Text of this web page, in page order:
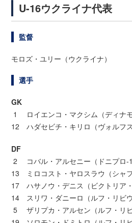
U-16ウクライナ代表
監督
モロズ・ユリー（ウクライナ）
選手
GK
1 ロイエンコ・マクシム（ディナモ
12 ハダセビチ・キリロ（ヴォルフス
DF
2 コバル・アルセニー（ドニプロ-1
13 ミロコスト・ヤロスラウ（シャフ
17 ハサノウ・デニス（ビクトリア・
14 スリワ・ダニーロ（ルフ・リビウ
5 ザリプカ・アルセン（ルフ・リビ